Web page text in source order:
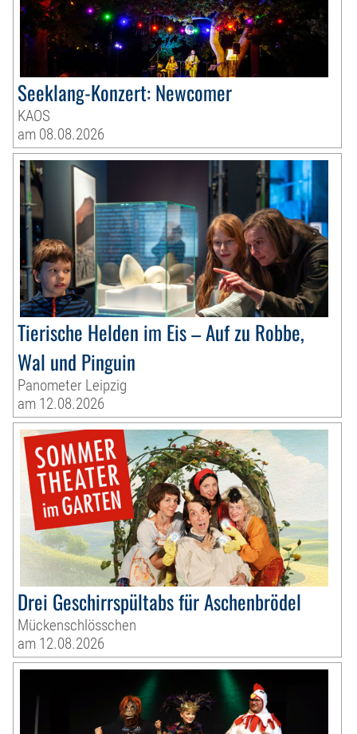
Seeklang-Konzert: Newcomer
KAOS
am 08.08.2026
Tierische Helden im Eis – Auf zu Robbe,
Wal und Pinguin
Panometer Leipzig
am 12.08.2026
Drei Geschirrspültabs für Aschenbrödel
Mückenschlösschen
am 12.08.2026